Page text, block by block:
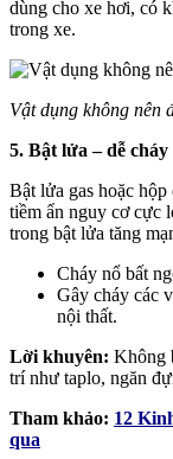
dùng cho xe hơi, có
trong xe.
Vật dụng không nên
5. Bật lửa – dễ
Bật lửa gas hoặc
tiềm ẩn nguy cơ cực
trong bật lửa tăng
Cháy nổ bất
Gây cháy các
nội thất.
Lời khuyên: Không
trí như taplo, ngăn
Tham khảo: 12
qua